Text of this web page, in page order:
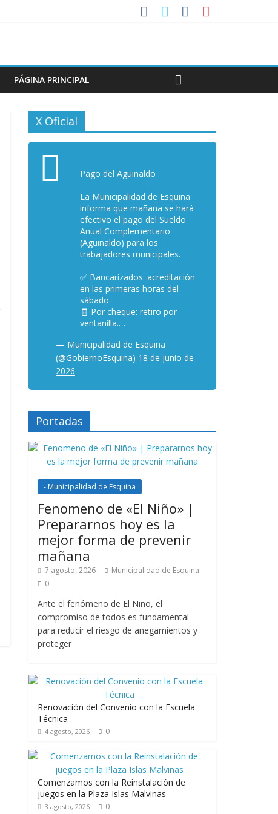
PÁGINA PRINCIPAL
X Oficial
Pago del Aguinaldo
La Municipalidad de Esquina
informa que mañana se hará
efectivo el pago del Sueldo
Anual Complementario
(Aguinaldo) para los
trabajadores municipales.
✅ Bancarizados: acreditación
en las primeras horas del
sábado.
🧾 Por cheque: retiro por
ventanilla.…
— Municipalidad de Esquina
(@GobiernoEsquina) 18 de junio de
2026
Portadas
- Municipalidad de Esquina
Fenomeno de «El Niño» |
Prepararnos hoy es la
mejor forma de prevenir
mañana
7 agosto, 2026
Municipalidad de Esquina
0
Ante el fenómeno de El Niño, el
compromiso de todos es fundamental
para reducir el riesgo de anegamientos y
proteger
Renovación del Convenio con la Escuela
Técnica
4 agosto, 2026 0
Comenzamos con la Reinstalación de
juegos en la Plaza Islas Malvinas
3 agosto, 2026 0